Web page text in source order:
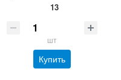
13
шт
Купить